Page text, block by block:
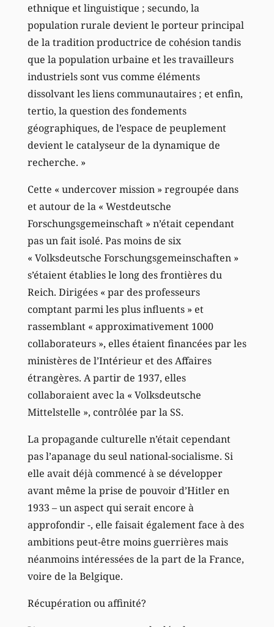
ethnique et linguistique ; secundo, la
population rurale devient le porteur principal
de la tradition productrice de cohésion tandis
que la population urbaine et les travailleurs
industriels sont vus comme éléments
dissolvant les liens communautaires ; et enfin,
tertio, la question des fondements
géographiques, de l’espace de peuplement
devient le catalyseur de la dynamique de
recherche. »
Cette « undercover mission » regroupée dans
et autour de la « Westdeutsche
Forschungsgemeinschaft » n’était cependant
pas un fait isolé. Pas moins de six
« Volksdeutsche Forschungsgemeinschaften »
s’étaient établies le long des frontières du
Reich. Dirigées « par des professeurs
comptant parmi les plus influents » et
rassemblant « approximativement 1000
collaborateurs », elles étaient financées par les
ministères de l’Intérieur et des Affaires
étrangères. A partir de 1937, elles
collaboraient avec la « Volksdeutsche
Mittelstelle », contrôlée par la SS.
La propagande culturelle n’était cependant
pas l’apanage du seul national-socialisme. Si
elle avait déjà commencé à se développer
avant même la prise de pouvoir d’Hitler en
1933 – un aspect qui serait encore à
approfondir -, elle faisait également face à des
ambitions peut-être moins guerrières mais
néanmoins intéressées de la part de la France,
voire de la Belgique.
Récupération ou affinité?